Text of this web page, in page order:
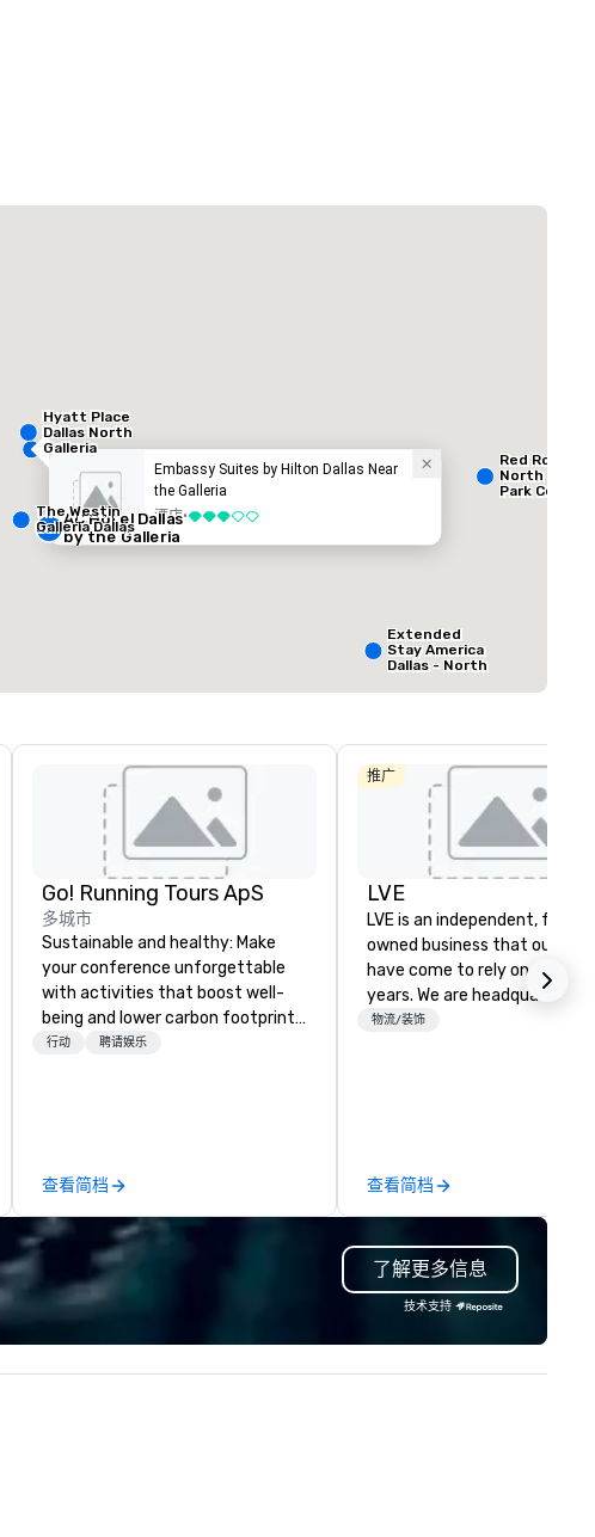
Removed from favorites
会议室: 客房
127
Embassy Suites by Hilton Dallas Near
the Galleria
酒店•3/5
AC Hotel Dallas
by the Galleria
The Westin
Galleria Dallas
La Quinta Inn
Wyndham
Dallas North
Central
Extended
Stay America
Dallas - North
Red Roof
North Dallas
Park Central
Hyatt Place
Dallas North
Galleria
Go! Running Tours ApS
多城市
Sustainable and healthy: Make
your conference unforgettable
with activities that boost well-
being and lower carbon footprints.
Explore the world on the run with
行动 聘请娱乐
查看简档
推广
LVE
LVE is an independent, family
owned business that our
have come to rely on for
years. We are headquartered
Las Vegas and have satellite
contracting, custom exhibit
building, graphic design,
and logistics. We are able to
troubleshoot any problem
our extensive knowledge and
implement the right
物流/装饰
查看简档
了解更多信息
技术支持